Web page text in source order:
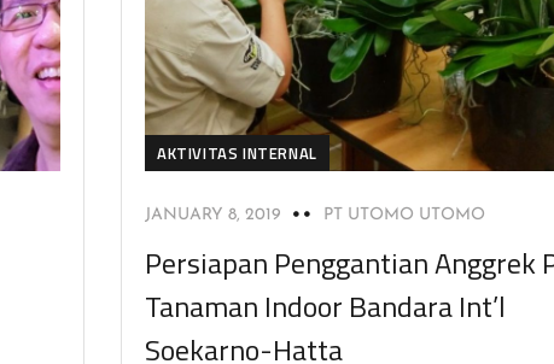
AKTIVITAS INTERNAL
JANUARY 8, 2019 PT UTOMO UTOMO
Persiapan Penggantian Anggrek
Tanaman Indoor Bandara Int’l
Soekarno-Hatta